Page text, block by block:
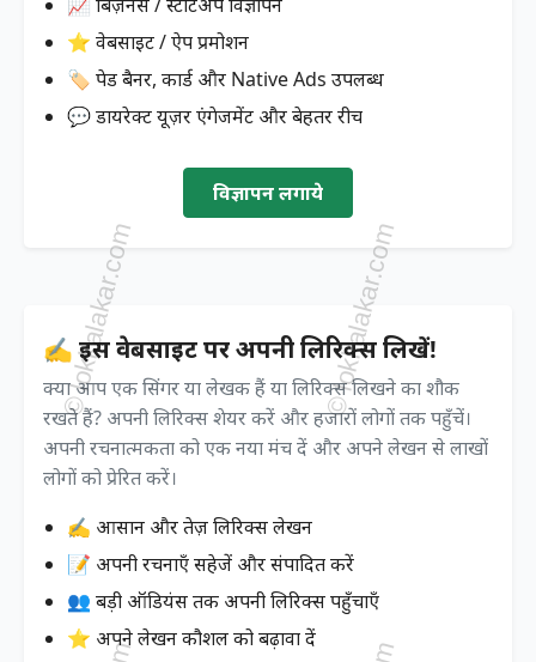
⭐ वेबसाइट / ऐप प्रमोशन
🏷️ पेड बैनर, कार्ड और Native Ads उपलब्ध
💬 डायरेक्ट यूज़र एंगेजमेंट और बेहतर रीच
विज्ञापन लगाये
✍️ इस वेबसाइट पर अपनी लिरिक्स लिखें!
क्या आप एक सिंगर या लेखक हैं या लिरिक्स लिखने का शौक
रखते हैं? अपनी लिरिक्स शेयर करें और हजारों लोगों तक पहुँचें।
अपनी रचनात्मकता को एक नया मंच दें और अपने लेखन से लाखों
लोगों को प्रेरित करें।
✍️ आसान और तेज़ लिरिक्स लेखन
📝 अपनी रचनाएँ सहेजें और संपादित करें
👥 बड़ी ऑडियंस तक अपनी लिरिक्स पहुँचाएँ
⭐ अपने लेखन कौशल को बढ़ावा दें